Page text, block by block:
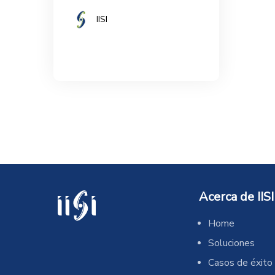
IISI
Acerca de IISI
Home
Soluciones
Casos de éxito